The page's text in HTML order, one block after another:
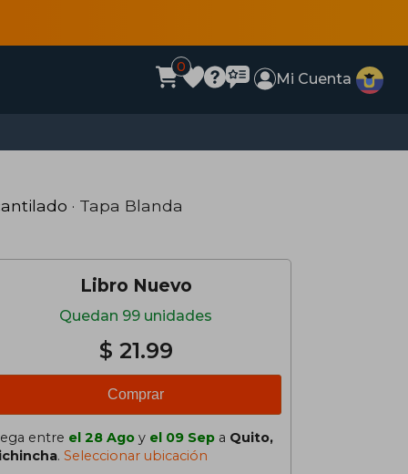
0
Mi Cuenta
· Tapa Blanda
Libro Nuevo
Quedan 99 unidades
$ 21.99
Comprar
entre el 28 Ago y el 09 Sep a Quito,
. Seleccionar ubicación